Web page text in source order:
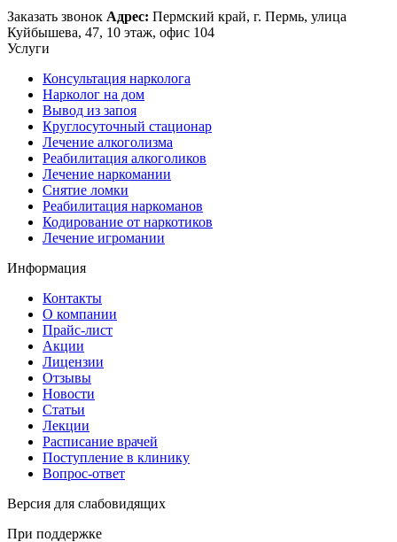
Заказать звонок Адрес: Пермский край, г. Пермь, улица
Куйбышева, 47, 10 этаж, офис 104
Услуги
Консультация нарколога
Нарколог на дом
Вывод из запоя
Круглосуточный стационар
Лечение алкоголизма
Реабилитация алкоголиков
Лечение наркомании
Снятие ломки
Реабилитация наркоманов
Кодирование от наркотиков
Лечение игромании
Информация
Контакты
О компании
Прайс-лист
Акции
Лицензии
Отзывы
Новости
Статьи
Лекции
Расписание врачей
Поступление в клинику
Вопрос-ответ
Версия для слабовидящих
При поддержке